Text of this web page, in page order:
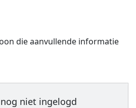
die aanvullende informatie
niet ingelogd